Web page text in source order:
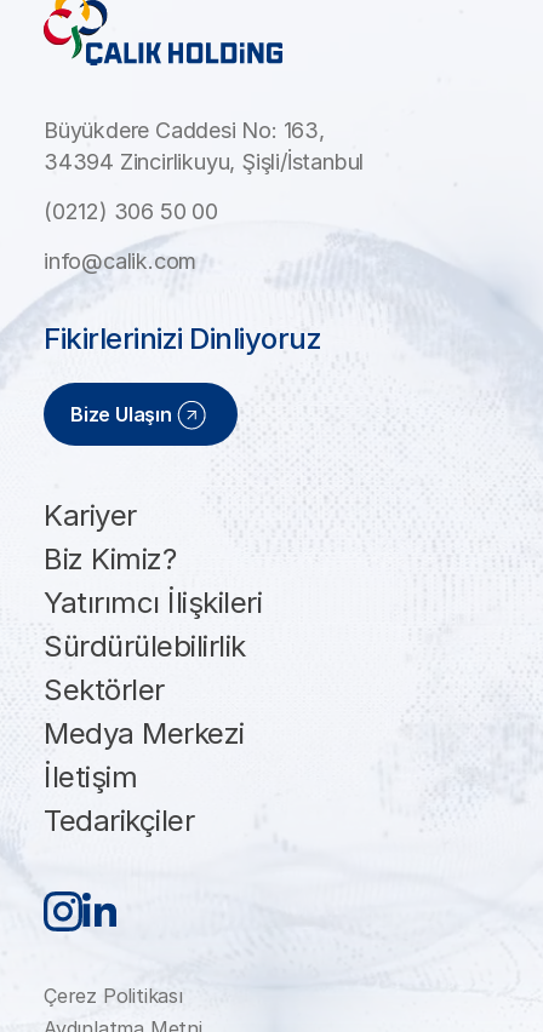
Büyükdere Caddesi No: 163,
34394 Zincirlikuyu, Şişli/İstanbul
(0212) 306 50 00
info@calik.com
Kariyer
Biz Kimiz?
Yatırımcı İlişkileri
Sürdürülebilirlik
Sektörler
Medya Merkezi
İletişim
Tedarikçiler
Fikirlerinizi Dinliyoruz
Bize Ulaşın
Çerez Politikası